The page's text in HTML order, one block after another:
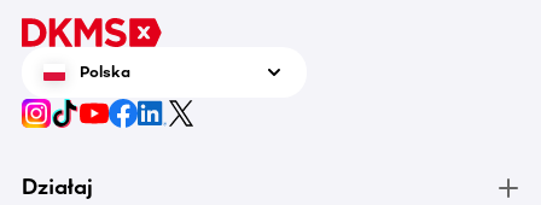
Polska
Działaj